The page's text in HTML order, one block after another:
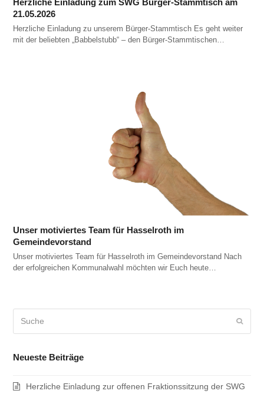
21.05.2026
Herzliche Einladung zu unserem Bürger-Stammtisch Es geht weiter
mit der beliebten „Babbelstubb“ – den Bürger-Stammtischen…
Unser motiviertes Team für Hasselroth im
Gemeindevorstand
Unser motiviertes Team für Hasselroth im Gemeindevorstand Nach
der erfolgreichen Kommunalwahl möchten wir Euch heute…
Neueste Beiträge
Herzliche Einladung zur offenen Fraktionssitzung der SWG